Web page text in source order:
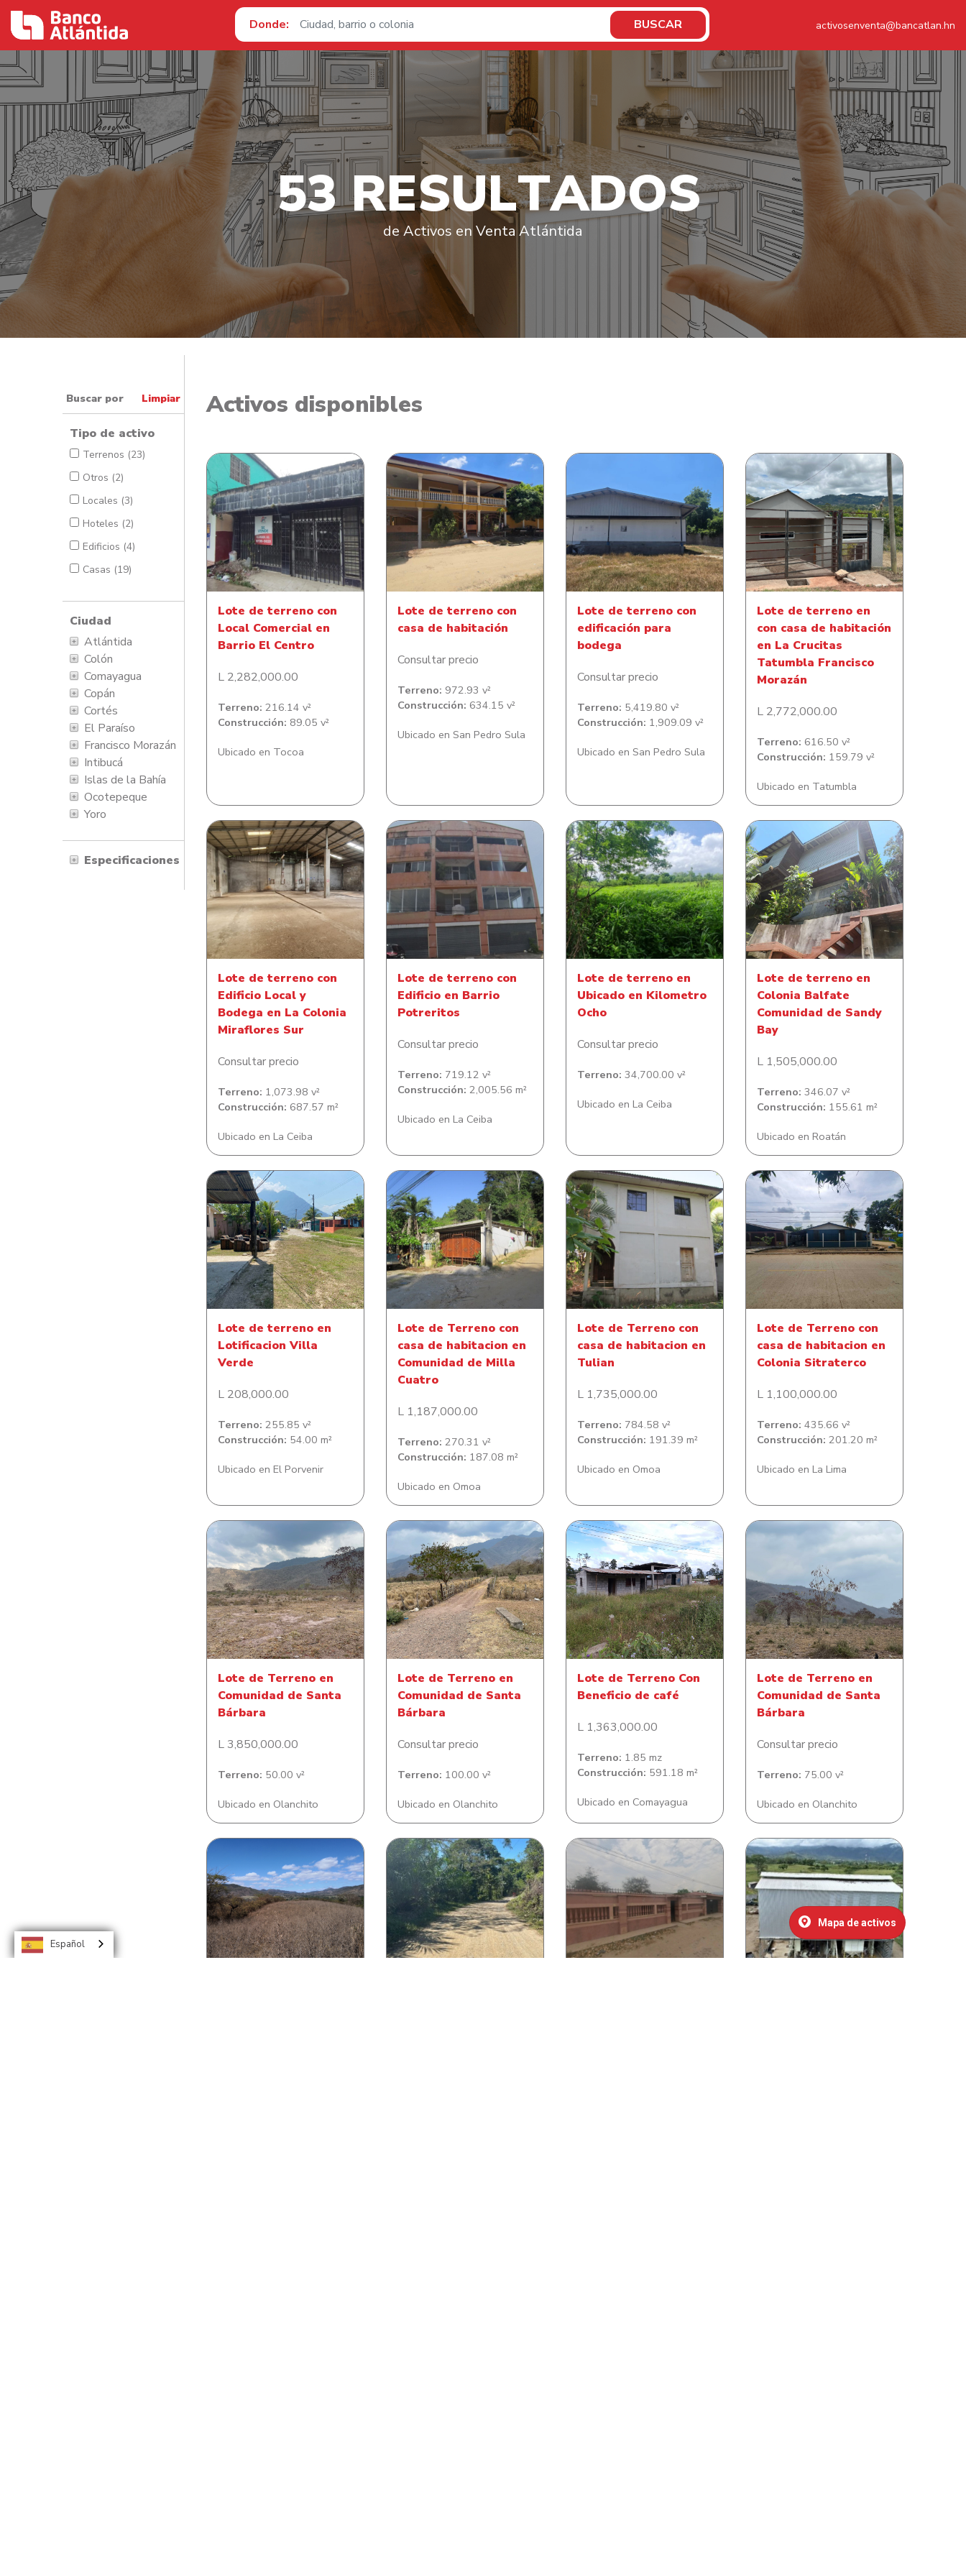
activosenventa@bancatlan.hn
Donde: BUSCAR
53 RESULTADOS
de Activos en Venta Atlántida
Buscar por Limpiar
Tipo de activo
Terrenos (23)
Otros (2)
Locales (3)
Hoteles (2)
Edificios (4)
Casas (19)
Ciudad
Atlántida
Colón
Comayagua
Copán
Cortés
El Paraíso
Francisco Morazán
Intibucá
Islas de la Bahía
Ocotepeque
Yoro
Especificaciones
Activos disponibles
Lote de terreno con Local
Comercial en Barrio El
Centro
Lote de terreno con
Local Comercial en
Barrio El Centro
L 2,282,000.00
Terreno: 216.14 v²
Construcción: 89.05 v²
Ubicado en Tocoa
Lote de terreno con casa de
habitación
Lote de terreno con
casa de habitación
Consultar precio
Terreno: 972.93 v²
Construcción: 634.15 v²
Ubicado en San Pedro Sula
Lote de terreno con
edificación para bodega
Lote de terreno con
edificación para
bodega
Consultar precio
Terreno: 5,419.80 v²
Construcción: 1,909.09 v²
Ubicado en San Pedro Sula
Lote de terreno en con casa
de habitación en La Crucitas
Tatumbla Francisco
Morazán
Lote de terreno en
con casa de habitación
en La Crucitas
Tatumbla Francisco
Morazán
L 2,772,000.00
Terreno: 616.50 v²
Construcción: 159.79 v²
Ubicado en Tatumbla
Lote de terreno con Edificio
Local y Bodega en La
Colonia Miraflores Sur
Lote de terreno con
Edificio Local y
Bodega en La Colonia
Miraflores Sur
Consultar precio
Terreno: 1,073.98 v²
Construcción: 687.57 m²
Ubicado en La Ceiba
Lote de terreno con Edificio
en Barrio Potreritos
Lote de terreno con
Edificio en Barrio
Potreritos
Consultar precio
Terreno: 719.12 v²
Construcción: 2,005.56 m²
Ubicado en La Ceiba
Lote de terreno en Ubicado
en Kilometro Ocho
Lote de terreno en
Ubicado en Kilometro
Ocho
Consultar precio
Terreno: 34,700.00 v²
Ubicado en La Ceiba
Lote de terreno en Colonia
Balfate Comunidad de
Sandy Bay
Lote de terreno en
Colonia Balfate
Comunidad de Sandy
Bay
L 1,505,000.00
Terreno: 346.07 v²
Construcción: 155.61 m²
Ubicado en Roatán
Lote de terreno en
Lotificacion Villa Verde
Lote de terreno en
Lotificacion Villa
Verde
L 208,000.00
Terreno: 255.85 v²
Construcción: 54.00 m²
Ubicado en El Porvenir
Lote de Terreno con casa
de habitacion en Comunidad
de Milla Cuatro
Lote de Terreno con
casa de habitacion en
Comunidad de Milla
Cuatro
L 1,187,000.00
Terreno: 270.31 v²
Construcción: 187.08 m²
Ubicado en Omoa
Lote de Terreno con casa
de habitacion en Tulian
Lote de Terreno con
casa de habitacion en
Tulian
L 1,735,000.00
Terreno: 784.58 v²
Construcción: 191.39 m²
Ubicado en Omoa
Lote de Terreno con casa
de habitacion en Colonia
Sitraterco
Lote de Terreno con
casa de habitacion en
Colonia Sitraterco
L 1,100,000.00
Terreno: 435.66 v²
Construcción: 201.20 m²
Ubicado en La Lima
Lote de Terreno en
Comunidad de Santa
Bárbara
Lote de Terreno en
Comunidad de Santa
Bárbara
L 3,850,000.00
Terreno: 50.00 v²
Ubicado en Olanchito
Lote de Terreno en
Comunidad de Santa
Bárbara
Lote de Terreno en
Comunidad de Santa
Bárbara
Consultar precio
Terreno: 100.00 v²
Ubicado en Olanchito
Lote de Terreno Con
Beneficio de café
Lote de Terreno Con
Beneficio de café
L 1,363,000.00
Terreno: 1.85 mz
Construcción: 591.18 m²
Ubicado en Comayagua
Lote de Terreno en
Comunidad de Santa
Bárbara
Lote de Terreno en
Comunidad de Santa
Bárbara
Consultar precio
Terreno: 75.00 v²
Ubicado en Olanchito
Lote de Terreno en San
Juan De Flores
Lote de Terreno en La
Corozalta en Santa Fe
Lote de terreno con casa de
habitación en Colonia Jacobo
V Cárcamo
Maquinaria e Instalaciones
para Beneficio de Café
Español